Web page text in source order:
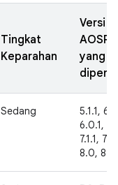
Tingkat
Keparahan
Versi
AOSP
yang
Sedang
5.1.1,
6.0.1,
7.1.1,
8.0, 8.1